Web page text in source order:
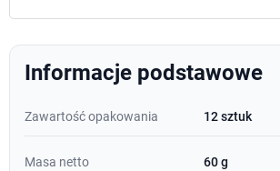
Informacje podstawowe
Zawartość opakowania 12 sztuk
Masa netto 60 g